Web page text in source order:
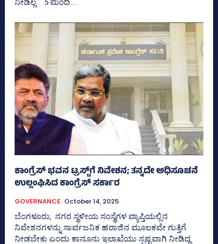
ನೀಡಿಲ್ಲ. 5 ಮಂದಿ...
ಕಾಂಗ್ರೆಸ್‌ ಭವನ ಟ್ರಸ್ಟ್‌ಗೆ ನಿವೇಶನ; ತನ್ನದೇ ಅಧಿಸೂಚನೆ
ಉಲ್ಲಂಘಿಸಿದ ಕಾಂಗ್ರೆಸ್‌ ಸರ್ಕಾರ
GOVERNANCE October 14, 2025
ಬೆಂಗಳೂರು; ನಗರ ಸ್ಥಳೀಯ ಸಂಸ್ಥೆಗಳ ವ್ಯಾಪ್ತಿಯಲ್ಲಿನ
ನಿವೇಶನಗಳನ್ನು ಸಾರ್ವಜನಿಕ ಹರಾಜಿನ ಮೂಲಕವೇ ಗುತ್ತಿಗೆ
ನೀಡಬೇಕು ಎಂದು ಕಾನೂನು ಇಲಾಖೆಯು ಸ್ಪಷ್ಟವಾಗಿ ನೀಡಿದ್ದ